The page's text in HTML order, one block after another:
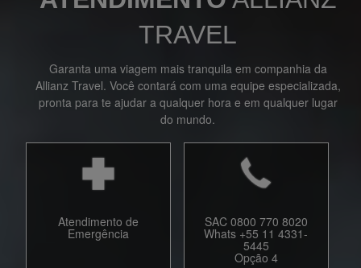
TRAVEL
Garanta uma viagem mais tranquila em companhia da
Allianz Travel. Você contará com uma equipe especializada,
pronta para te ajudar a qualquer hora e em qualquer lugar
do mundo.
Atendimento de
Emergência
SAC 0800 770 8020
Whats +55 11 4331-
5445
Opção 4